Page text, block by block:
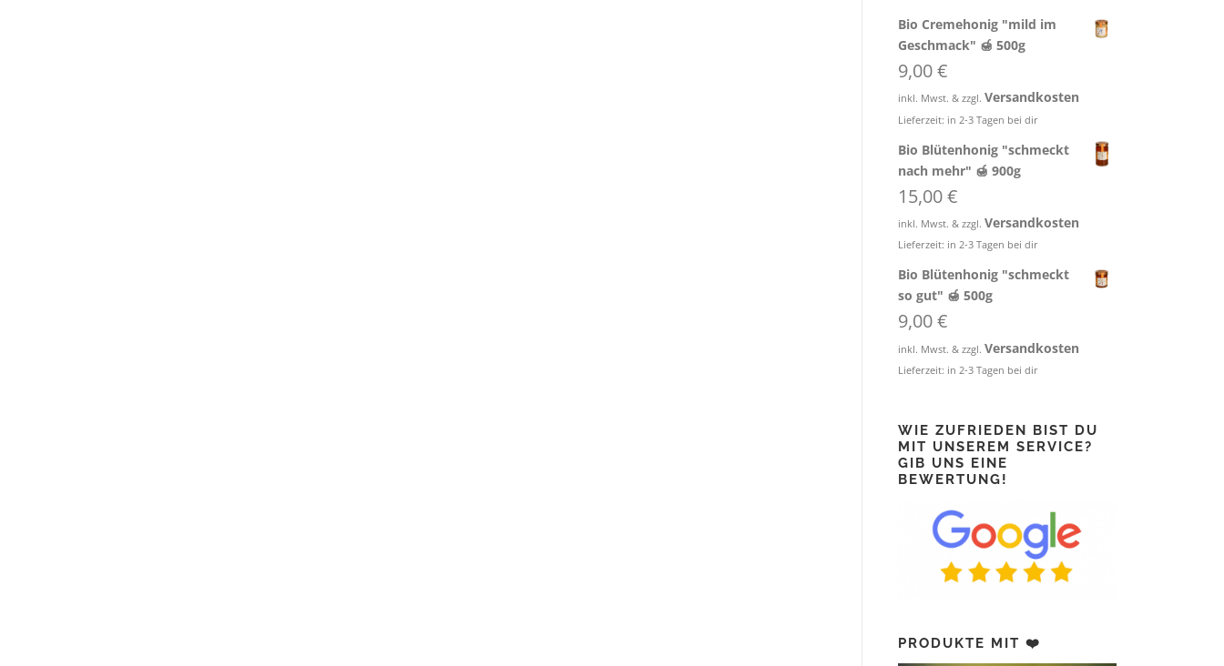
Bio Cremehonig "mild im
Geschmack" 🍯 500g
9,00€
inkl. Mwst. & zzgl. Versandkosten
Lieferzeit: in 2-3 Tagen bei dir
Bio Blütenhonig "schmeckt
nach mehr" 🍯 900g
15,00€
inkl. Mwst. & zzgl. Versandkosten
Lieferzeit: in 2-3 Tagen bei dir
Bio Blütenhonig "schmeckt
so gut" 🍯 500g
9,00€
inkl. Mwst. & zzgl. Versandkosten
Lieferzeit: in 2-3 Tagen bei dir
WIE ZUFRIEDEN BIST DU
MIT UNSEREM SERVICE?
GIB UNS EINE
BEWERTUNG!
PRODUKTE MIT ❤️